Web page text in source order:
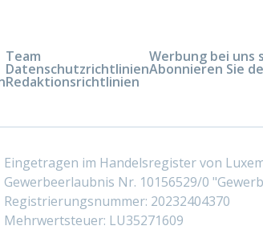
Team
Datenschutzrichtlinien
Redaktionsrichtlinien
Werbung bei uns
Abonnieren Sie
Eingetragen im Handelsregister von
Gewerbeerlaubnis Nr. 10156529/0
Registrierungsnummer: 20232404370
Mehrwertsteuer: LU35271609